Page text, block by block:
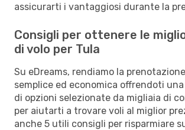
assicurarti i vantaggiosi durante la
Consigli per ottenere le
di volo per Tula
Su eDreams, rendiamo la
semplice ed economica offrendoti
di opzioni selezionate da migliaia di
per aiutarti a trovare voli al miglior
anche 5 utili consigli per risparmiare